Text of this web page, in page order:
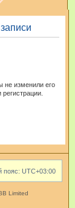
и
не изменили его
пояс: UTC+03:00
Limited